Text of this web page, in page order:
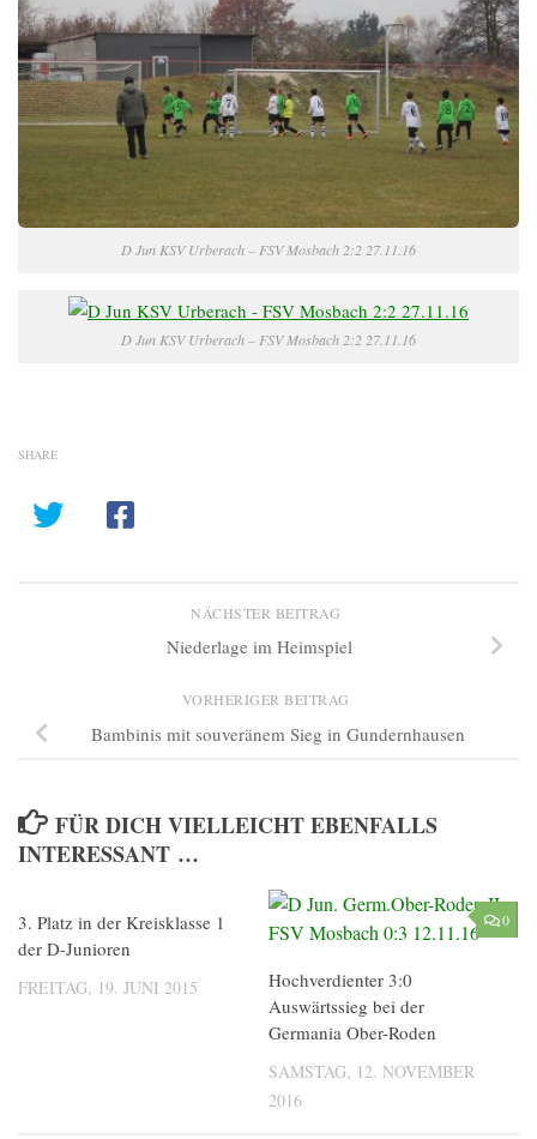
D Jun KSV Urberach – FSV Mosbach 2:2 27.11.16
D Jun KSV Urberach – FSV Mosbach 2:2 27.11.16
SHARE
NÄCHSTER BEITRAG
Niederlage im Heimspiel
VORHERIGER BEITRAG
Bambinis mit souveränem Sieg in Gundernhausen
FÜR DICH VIELLEICHT EBENFALLS
INTERESSANT …
3. Platz in der Kreisklasse 1
der D-Junioren
FREITAG, 19. JUNI 2015
0
Hochverdienter 3:0
Auswärtssieg bei der
Germania Ober-Roden
SAMSTAG, 12. NOVEMBER
2016